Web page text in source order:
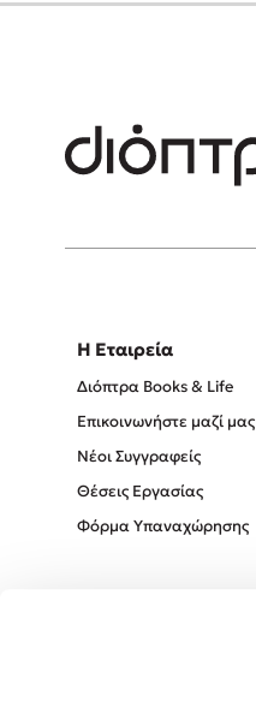
Η Εταιρεία
Διόπτρα Books & Life
Επικοινωνήστε μαζί μας
Νέοι Συγγραφείς
Θέσεις Εργασίας
Φόρμα Υπαναχώρησης